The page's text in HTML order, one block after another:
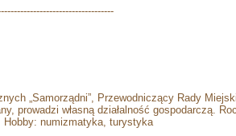
„Samorządni”, Przewodniczący Rady
prowadzi własną działalność gospodarczą.
numizmatyka, turystyka